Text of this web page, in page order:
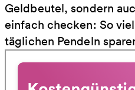
Geldbeutel, sondern
einfach checken: So
täglichen Pendeln